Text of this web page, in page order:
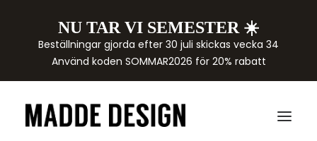
NU TAR VI SEMESTER ☀️
Beställningar gjorda efter 30 juli skickas vecka 34
Använd koden SOMMAR2026 för 20% rabatt